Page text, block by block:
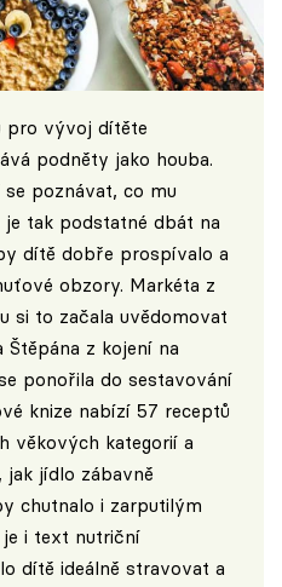
pro vývoj dítěte
podněty jako houba.
poznávat, co mu
tak podstatné dbát na
dítě dobře prospívalo a
obzory. Markéta z
si to začala uvědomovat
z kojení na
ponořila do sestavování
knize nabízí 57 receptů
věkových kategorií a
jak jídlo zábavně
chutnalo i zarputilým
je i text nutriční
dítě ideálně stravovat a